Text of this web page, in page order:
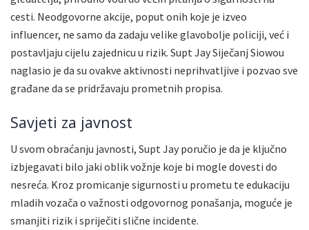
cesti. Neodgovorne akcije, poput onih koje je izveo
influencer, ne samo da zadaju velike glavobolje policiji, već i
postavljaju cijelu zajednicu u rizik. Supt Jay Siječanj Siowou
naglasio je da su ovakve aktivnosti neprihvatljive i pozvao sve
građane da se pridržavaju prometnih propisa.
Savjeti za javnost
U svom obraćanju javnosti, Supt Jay poručio je da je ključno
izbjegavati bilo jaki oblik vožnje koje bi mogle dovesti do
nesreća. Kroz promicanje sigurnosti u prometu te edukaciju
mladih vozača o važnosti odgovornog ponašanja, moguće je
smanjiti rizik i spriječiti slične incidente.